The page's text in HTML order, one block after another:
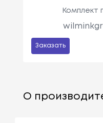
Комплект
Заказать
О